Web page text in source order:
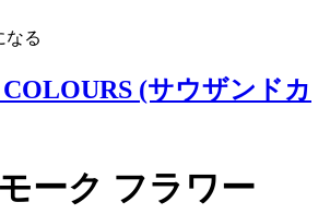
なる
(サウザンドカ
ーク フラワー